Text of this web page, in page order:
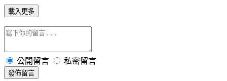
載入更多
公開留言 私密留言
發佈留言